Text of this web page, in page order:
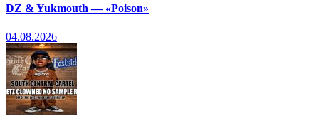
DZ & Yukmouth — «Poison»
04.08.2026